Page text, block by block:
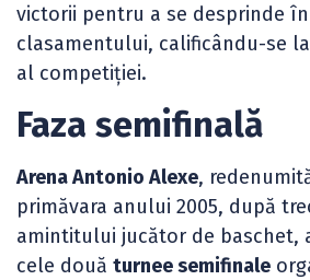
victorii pentru a se desprinde
clasamentului, calificându-se
al competiției.
Faza semifinală
Arena Antonio Alexe,
primăvara anului 2005, după
amintitului jucător de baschet,
cele două turnee semifinale